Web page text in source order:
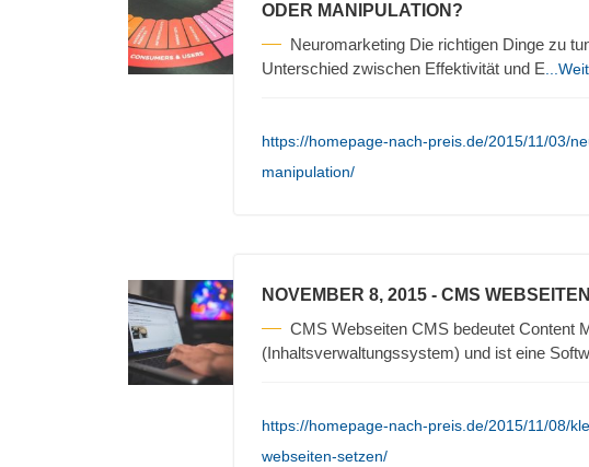
ODER MANIPULATION?
Neuromarketing Die richtigen Dinge zu
Unterschied zwischen Effektivität und E
https://homepage-nach-preis.de/2015/11/03/
manipulation/
NOVEMBER 8, 2015 - CMS
CMS Webseiten CMS bedeutet Content
(Inhaltsverwaltungssystem) und ist eine
https://homepage-nach-preis.de/2015/11/08/
webseiten-setzen/